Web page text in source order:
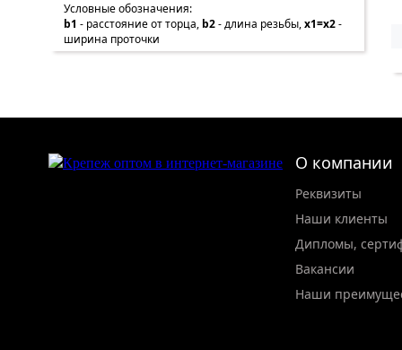
Условные обозначения:
b1 - расстояние от торца, b2- длина резьбы,x1=x2-
ширина проточки
О компании
Реквизиты
Наши клиенты
Дипломы,
Вакансии
Наши